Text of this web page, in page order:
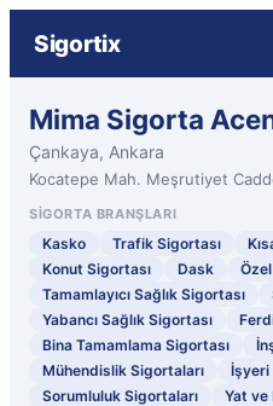
Sigortix
Mima Sigorta
Çankaya, Ankara
Kocatepe Mah. Meşrutiyet
SIGORTA BRANŞLARI
Kasko Trafik Sigortası
Konut Sigortası
Dask
Tamamlayıcı Sağlık Sigortası
Yabancı Sağlık Sigortası
Bina Tamamlama Sigortası
Mühendislik Sigortaları
İşyeri
Sorumluluk Sigortaları
Yat ve